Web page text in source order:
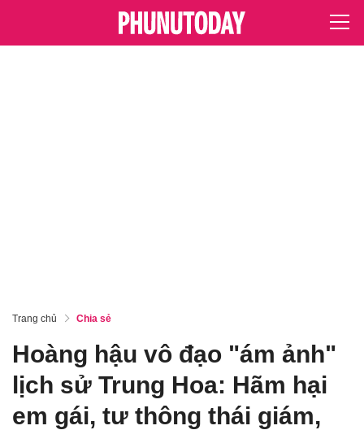
Trang chủ Chia sẻ
Hoàng hậu vô đạo "ám ảnh"
lịch sử Trung Hoa: Hãm hại
em gái, tư thông thái giám,